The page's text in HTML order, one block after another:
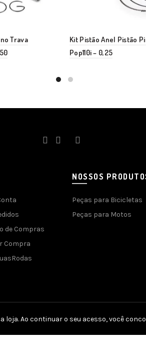
Trava
Kit Pistão Anel Pistão
Pop110i – 0,25
de Compras
Compra
NOSSOS
Peças para Bicicletas
Peças para Motos
Ao continuar o seu acesso, você